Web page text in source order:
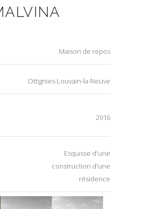
Maison de repos
Ottignies-Louvain-la-Neuve
2016
Esquisse d'une
construction d'une
résidence